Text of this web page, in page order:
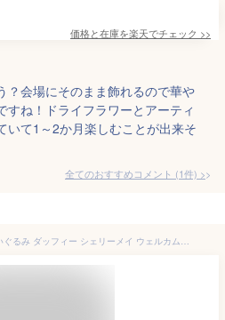
価格と在庫を楽天でチェック >>
？会場にそのまま飾れるので華や
すね！ドライフラワーとアーティ
いて1～2か月楽しむことが出来そ
全てのおすすめコメント (1件) >
ディズニー 電報 結婚式 ぬいぐるみ ダッフィー シェリーメイ ウェルカムドール おしゃれ バルーン 祝電 結婚 結婚祝い 花 ウェディング ウェルカム 送料無料 ダマスク 即日発送